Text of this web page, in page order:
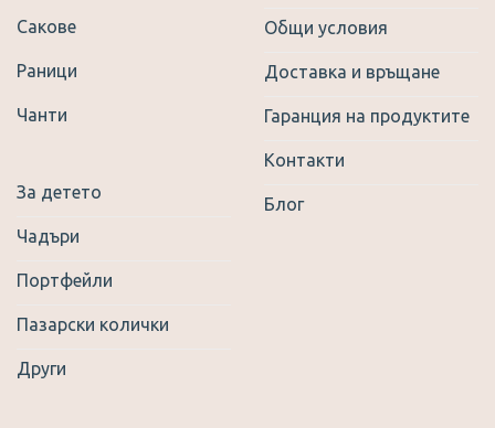
Сакове
Раници
Чанти
За детето
Чадъри
Портфейли
Пазарски колички
Други
Общи условия
Доставка и връщане
Гаранция на продуктите
Контакти
Блог